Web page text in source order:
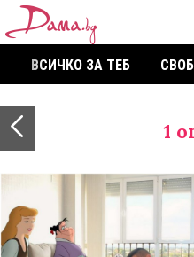
ВСИЧКО ЗА ТЕБ
1